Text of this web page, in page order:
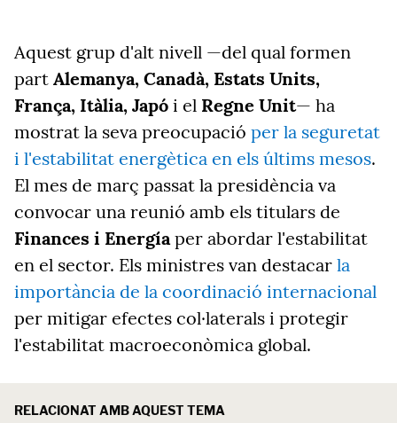
Aquest grup d'alt nivell —del qual formen
part Alemanya, Canadà, Estats Units,
França, Itàlia, Japó i el Regne Unit— ha
mostrat la seva preocupació per la seguretat
i l'estabilitat energètica en els últims mesos.
El mes de març passat la presidència va
convocar una reunió amb els titulars de
Finances i Energía per abordar l'estabilitat
en el sector. Els ministres van destacar la
importància de la coordinació internacional
per mitigar efectes col·laterals i protegir
l'estabilitat macroeconòmica global.
RELACIONAT AMB AQUEST TEMA